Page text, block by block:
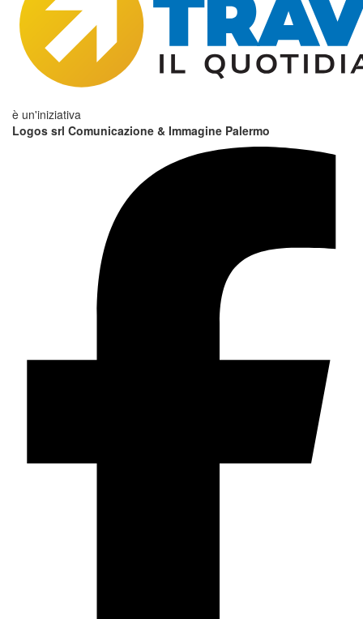
è un'iniziativa
Logos srl Comunicazione & Immagine Palermo